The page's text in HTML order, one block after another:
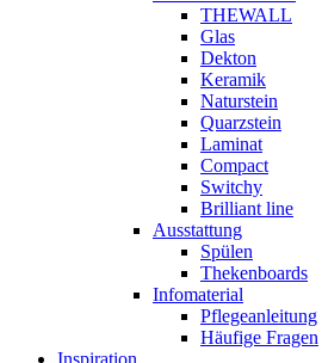
THEWALL
Glas
Dekton
Keramik
Naturstein
Quarzstein
Laminat
Compact
Switchy
Brilliant line
Ausstattung
Spülen
Thekenboards
Infomaterial
Pflegeanleitung
Häufige Fragen
Inspiration